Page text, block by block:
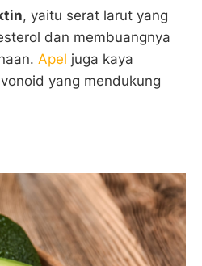
, yaitu serat larut yang
dan membuangnya
Apel juga kaya
yang mendukung